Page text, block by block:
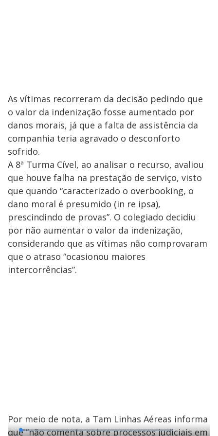
As vítimas recorreram da decisão pedindo que
o valor da indenização fosse aumentado por
danos morais, já que a falta de assistência da
companhia teria agravado o desconforto
sofrido.
A 8ª Turma Cível, ao analisar o recurso, avaliou
que houve falha na prestação de serviço, visto
que quando “caracterizado o overbooking, o
dano moral é presumido (in re ipsa),
prescindindo de provas”. O colegiado decidiu
por não aumentar o valor da indenização,
considerando que as vítimas não comprovaram
que o atraso “ocasionou maiores
intercorrências”.
Por meio de nota, a Tam Linhas Aéreas informa
que “não comenta sobre processos judiciais em
L